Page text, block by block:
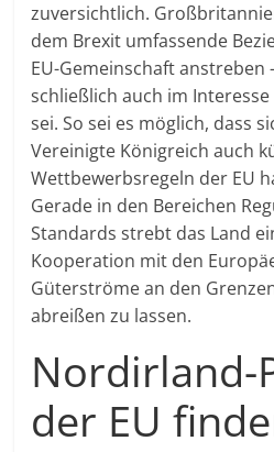
zuversichtlich.
dem Brexit umfassende
EU-Gemeinschaft anstreben
schließlich auch im
sei. So sei es möglich, dass
Vereinigte Königreich auch
Wettbewerbsregeln der EU
Gerade in den Bereichen
Standards strebt das Land
Kooperation mit den
Güterströme an den
abreißen zu lassen.
Nordirland-
der EU